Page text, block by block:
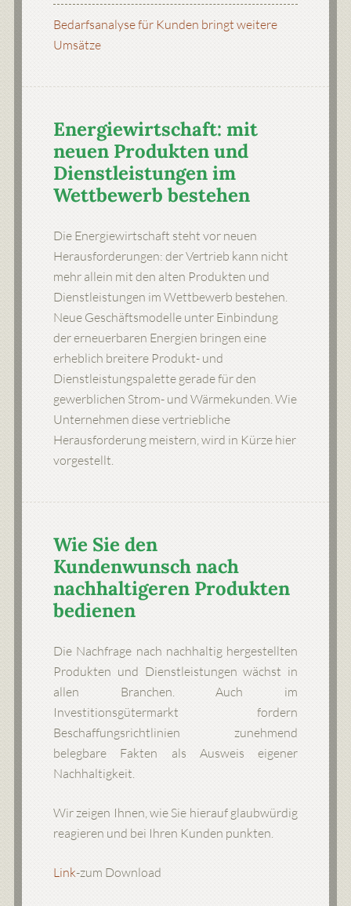
Bedarfsanalyse für Kunden bringt weitere
Umsätze
Energiewirtschaft: mit
neuen Produkten und
Dienstleistungen im
Wettbewerb bestehen
Die Energiewirtschaft steht vor neuen
Herausforderungen: der Vertrieb kann nicht
mehr allein mit den alten Produkten und
Dienstleistungen im Wettbewerb bestehen.
Neue Geschäftsmodelle unter Einbindung
der erneuerbaren Energien bringen eine
erheblich breitere Produkt- und
Dienstleistungspalette gerade für den
gewerblichen Strom- und Wärmekunden. Wie
Unternehmen diese vertriebliche
Herausforderung meistern, wird in Kürze hier
vorgestellt.
Wie Sie den
Kundenwunsch nach
nachhaltigeren Produkten
bedienen
Die Nachfrage nach nachhaltig hergestellten
Produkten und Dienstleistungen wächst in
allen Branchen. Auch im
Investitionsgütermarkt fordern
Beschaffungsrichtlinien zunehmend
belegbare Fakten als Ausweis eigener
Nachhaltigkeit.
Wir zeigen Ihnen, wie Sie hierauf glaubwürdig
reagieren und bei Ihren Kunden punkten.
Link-zum Download